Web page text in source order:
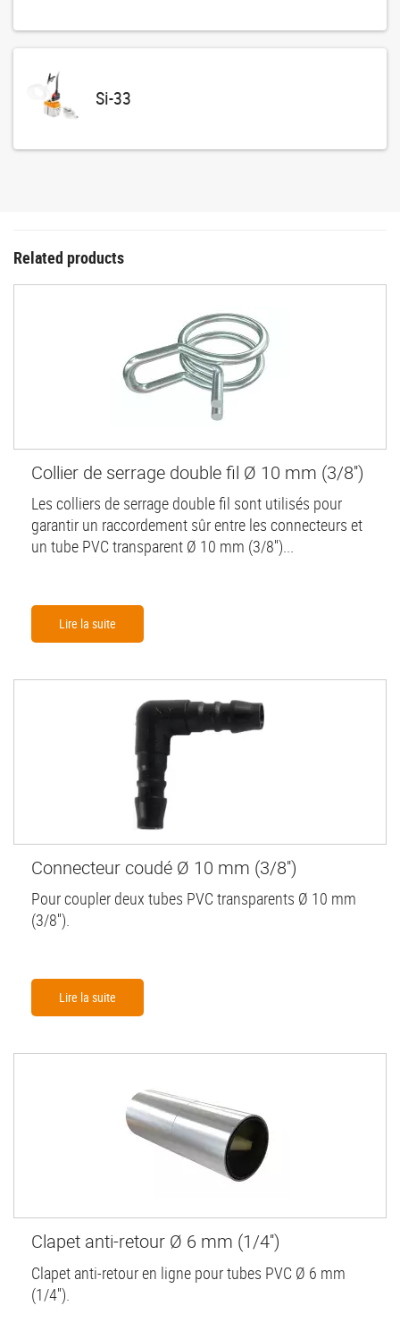
Si-33
Related products
Collier de serrage double fil Ø 10 mm (3/8'')
Les colliers de serrage double fil sont utilisés pour
garantir un raccordement sûr entre les connecteurs et
un tube PVC transparent Ø 10 mm (3/8'')...
Lire la suite
Connecteur coudé Ø 10 mm (3/8'')
Pour coupler deux tubes PVC transparents Ø 10 mm
(3/8'').
Lire la suite
Clapet anti-retour Ø 6 mm (1/4'')
Clapet anti-retour en ligne pour tubes PVC Ø 6 mm
(1/4'').